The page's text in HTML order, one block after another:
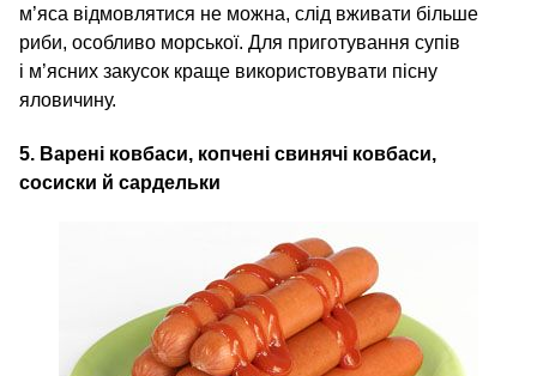
м’яса відмовлятися не можна, слід вживати більше
риби, особливо морської. Для приготування супів
і м’ясних закусок краще використовувати пісну
яловичину.
5. Варені ковбаси, копчені свинячі ковбаси,
сосиски й сардельки